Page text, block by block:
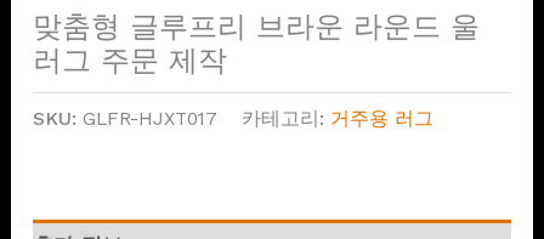
맞춤형 글루프리 브라운 라운드 울
러그 주문 제작
SKU: GLFR-HJXT017 카테고리: 거주용 러그